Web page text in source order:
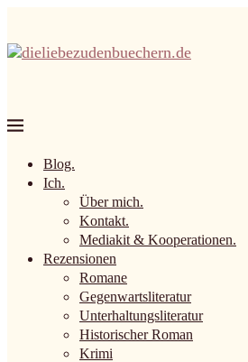
Blog.
Ich.
Über mich.
Kontakt.
Mediakit & Kooperationen.
Rezensionen
Romane
Gegenwartsliteratur
Unterhaltungsliteratur
Historischer Roman
Krimi